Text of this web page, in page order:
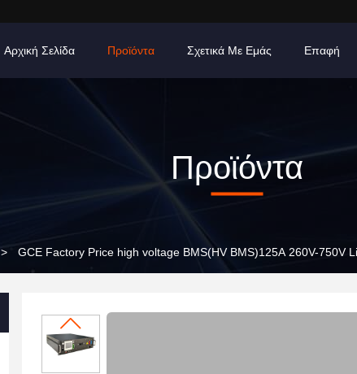
Αρχική Σελίδα Προϊόντα Σχετικά Με Εμάς Επαφή
Προϊόντα
> GCE Factory Price high voltage BMS(HV BMS)125A 260V-750V